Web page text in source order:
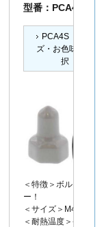
型番：PCA4S
PCA4S サイ
ズ・お色味を選
択
＜特徴＞ボルトの余
ー！
＜サイズ＞
＜耐熱温度＞-18℃